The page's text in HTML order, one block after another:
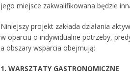
jego miejsce zakwalifikowana będzie
Niniejszy projekt zakłada działania
w oparciu o indywidualne potrzeby,
a obszary wsparcia obejmują:
1. WARSZTATY GASTRONOMICZNE